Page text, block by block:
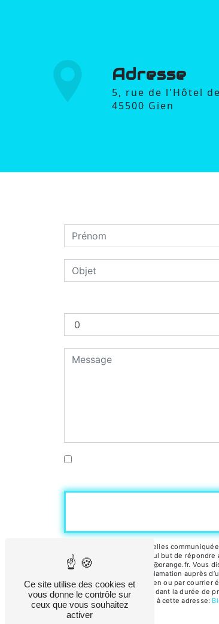
Adresse
5, rue de l'Hôtel de Ville,
45500 Gien
** Les données personnelles
sous-traitants dans le seul but de
45500 Gien d-charenton@orange.fr. Vous
droit d’introduire une réclamation auprès
l'Hôtel de Ville, 45500 Gien ou par courrier
prise de contact puis pendant la durée de
téléphonique, disponible à cette adresse:
Ce site utilise des cookies et
vous donne le contrôle sur
ceux que vous souhaitez
activer